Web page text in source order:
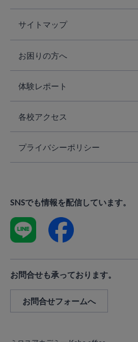
サイトマップ
お困りの方へ
体験レポート
各校アクセス
プライバシーポリシー
SNSでも情報を配信しています。
お問合せも承っております。
お問合せフォームへ